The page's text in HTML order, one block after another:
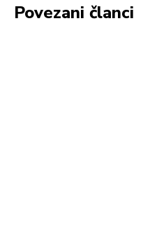
Povezani članci